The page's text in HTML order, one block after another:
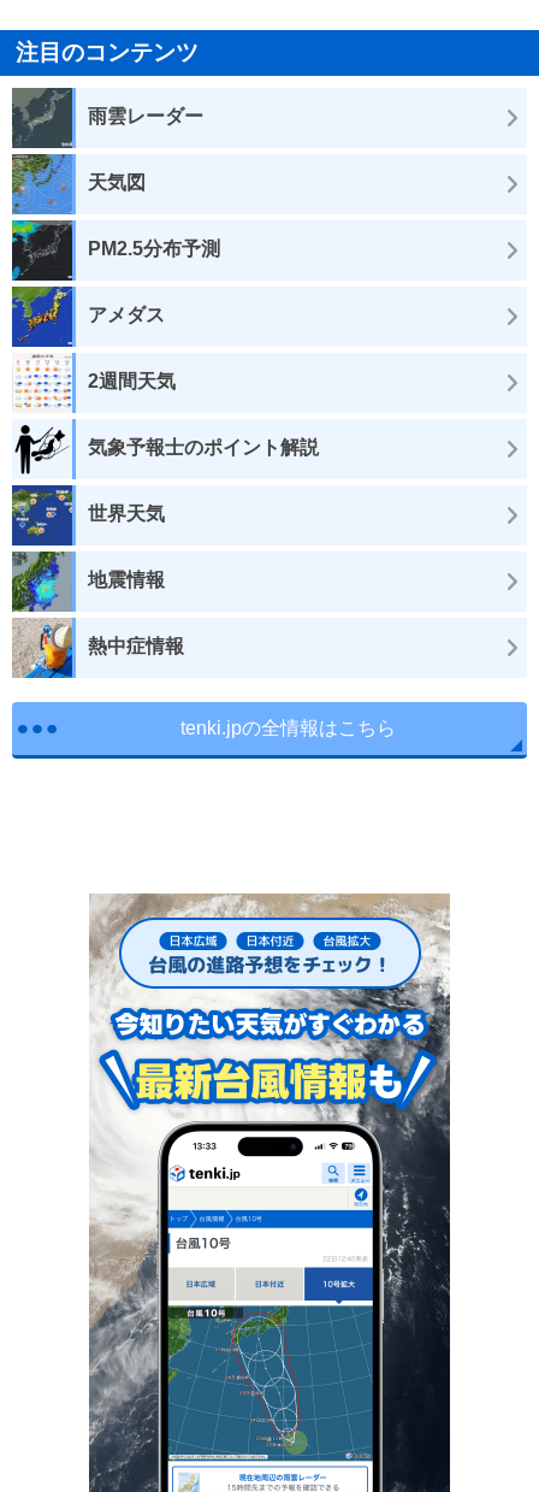
注目のコンテンツ
雨雲レーダー
天気図
PM2.5分布予測
アメダス
2週間天気
気象予報士のポイント解説
世界天気
地震情報
熱中症情報
tenki.jpの全情報はこちら